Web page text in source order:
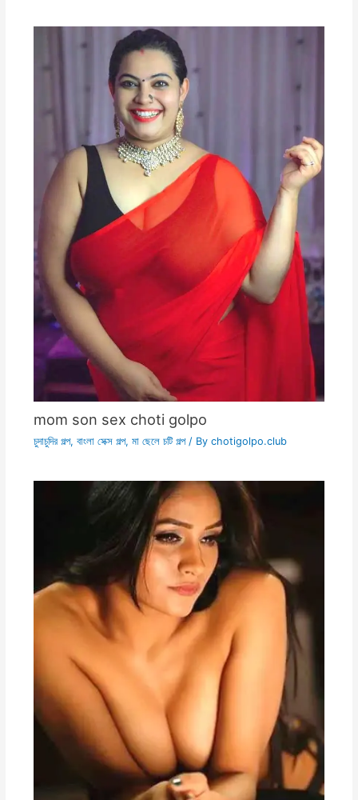
mom son sex choti golpo
চুদাচুদির গল্প, বাংলা সেক্স গল্প, মা ছেলে চটি গল্প/ By chotigolpo.club